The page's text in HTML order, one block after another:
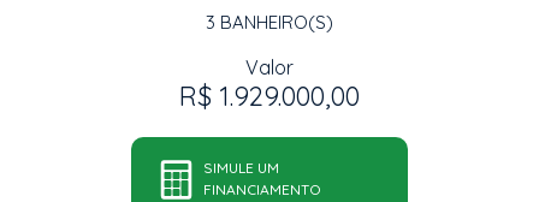
3 BANHEIRO(S)
Valor
R$ 1.929.000,00
SIMULE UM
FINANCIAMENTO